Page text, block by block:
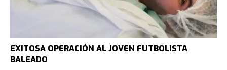
EXITOSA OPERACIÓN AL JOVEN FUTBOLISTA
BALEADO